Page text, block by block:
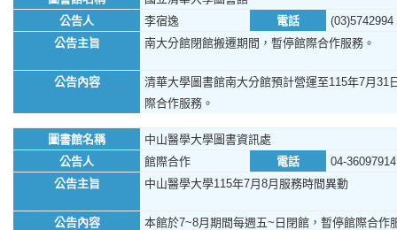
公告人
李宿逸 電話
(03)5742994
公告主旨
南大分館閉館搬遷期間，暫停館際合作服務。
公告內容
清華大學圖書館南大分館預計營運至115年7月
際合作服務。
圖書館名稱
中山醫學大學圖書資訊處
公告人
館際合作 電話
04-36097914
公告主旨
中山醫學大學115年7月8月服務時間異動
公告內容 本館於7~8月期間每週五~日閉館，暫停館際合作